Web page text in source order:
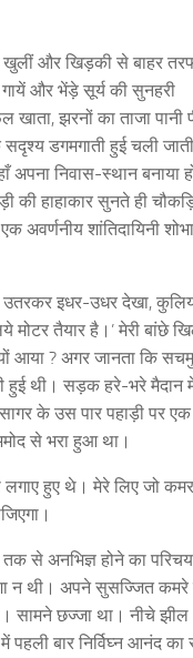
खुलीं और खिड़की से बाहर
गायें और भेंड़े सूर्य की सुनहरी
झरनों का ताजा पानी
डगमगाती हुई चली जाती
निवास-स्थान बनाया
हाहाकार सुनते ही
शांतिदायिनी
इधर-उधर देखा,
तैयार है।’ मेरी बांछे
आया ? अगर जानता कि
हुई थी। सड़क हरे-भरे मैदान
के उस पार पहाड़ी पर एक
से भरा हुआ था।
हुए थे। मेरे लिए जो
से अनभिज्ञ होने का परिचय
न थी। अपने सुसज्जित कमरे
सामने छज्जा था। नीचे झील
बार निर्विघ्न आनंद